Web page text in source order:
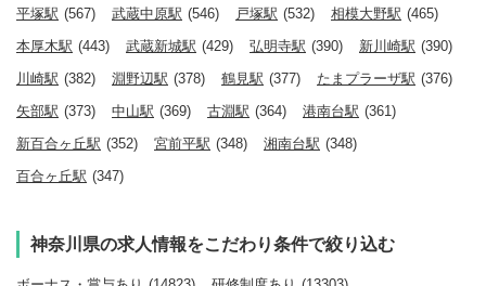
平塚駅 (567) 武蔵中原駅 (546) 戸塚駅 (532) 相模大野駅 (465)
本厚木駅 (443) 武蔵新城駅 (429) 弘明寺駅 (390) 新川崎駅 (390)
川崎駅 (382) 淵野辺駅 (378) 鶴見駅 (377) たまプラーザ駅 (376)
矢部駅 (373) 中山駅 (369) 古淵駅 (364) 港南台駅 (361)
新百合ヶ丘駅 (352) 宮前平駅 (348) 湘南台駅 (348)
百合ヶ丘駅 (347)
神奈川県の求人情報をこだわり条件で絞り込む